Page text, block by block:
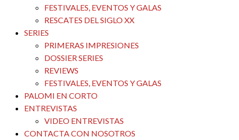
FESTIVALES, EVENTOS Y GALAS
RESCATES DEL SIGLO XX
SERIES
PRIMERAS IMPRESIONES
DOSSIER SERIES
REVIEWS
FESTIVALES, EVENTOS Y GALAS
PALOMI EN CORTO
ENTREVISTAS
VIDEO ENTREVISTAS
CONTACTA CON NOSOTROS